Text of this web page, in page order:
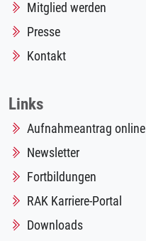
Mitglied werden
Presse
Kontakt
Links
Aufnahmeantrag online
Newsletter
Fortbildungen
RAK Karriere-Portal
Downloads